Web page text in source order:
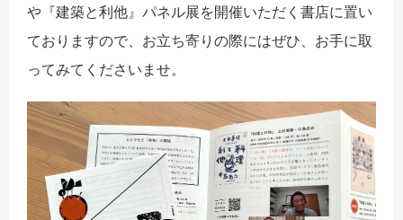
や『建築と利他』パネル展を開催いただく書店に置い
ておりますので、お立ち寄りの際にはぜひ、お手に取
ってみてくださいませ。